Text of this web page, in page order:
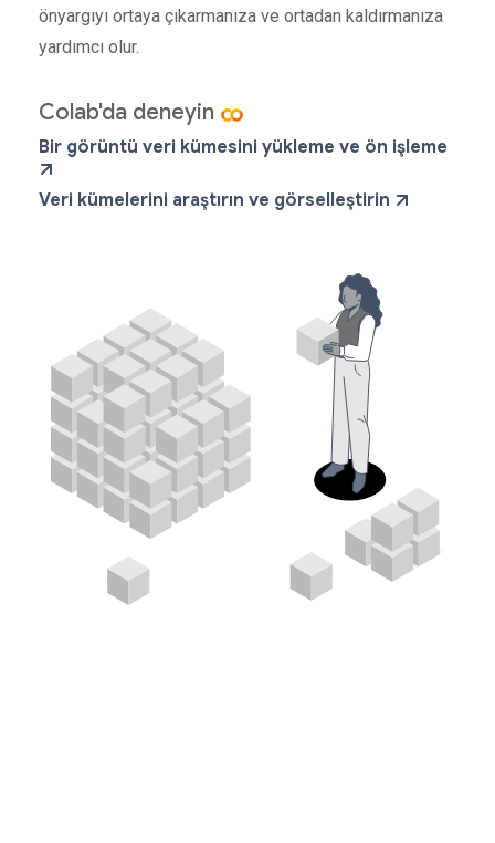
önyargıyı ortaya çıkarmanıza ve ortadan kaldırmanıza
yardımcı olur.
Colab'da deneyin
Bir görüntü veri kümesini yükleme ve ön işleme
Veri kümelerini araştırın ve görselleştirin